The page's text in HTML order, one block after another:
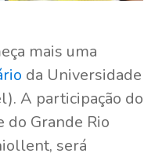
mais uma
da Universidade
A participação do
do Grande Rio
será